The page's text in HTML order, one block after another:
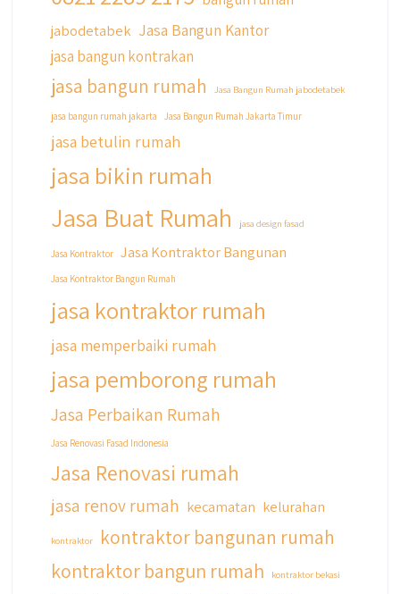
3 years ago
Siapa yang udah masuk List untuk Bangun
dan Renovasi rumah Di @qyusipersada
Untuk informasi lebih lanjut terkait program
di bio yaa
#jasabangunrumahjakarta
#jasarenovasirumahjakarta
#kontraktorjakarta #kontraktorbangunan
#kontraktorbangunanjakarta
#kontraktorbekasi #kontraktorinteriorjakarta
#jasabangunrumahdepok
#jasarenovasirumahbekasi
#jasadesainrumahmurah
#jasadesainrumahjakarta
#kontraktorbangunanjabodetabek
#jasabangunrumahjabodetabek
#qyusipersada
jabodetabek Jasa Bangun Kantor
jasa bangun kontrakan
jasa bangun rumah Jasa Bangun Rumah jabodetabek
jasa bangun rumah jakarta Jasa Bangun Rumah Jakarta Timur
jasa betulin rumah
jasa bikin rumah
Jasa Buat Rumah jasa design fasad
Jasa Kontraktor Jasa Kontraktor Bangunan
Jasa Kontraktor Bangun Rumah
jasa kontraktor rumah
jasa memperbaiki rumah
jasa pemborong rumah
Jasa Perbaikan Rumah
Jasa Renovasi Fasad Indonesia
Jasa Renovasi rumah
jasa renov rumah kecamatan kelurahan
kontraktor
kontraktor bangunan rumah
kontraktor bangun rumah
kontraktor bekasi